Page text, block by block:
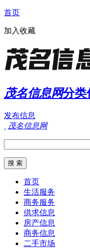
首页
加入收藏
茂名信息网分类
发布信息
茂名信息网
首页
生活服务
商务服务
供求信息
房产信息
商务信息
二手市场